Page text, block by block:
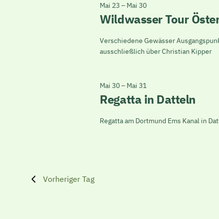
NavigationWildwasser Tour
Mai 23 – Mai 30
Verschiedene Gewässer
ausschließlich über Christian Kipper
Regatta in Datteln
Mai 30– Mai 31
Regatta am Dortmund Ems Kanal in
Vorheriger Tag